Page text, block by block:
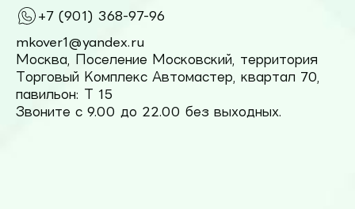
+7 (901) 368-97-96
mkover1@yandex.ru
Москва, Поселение Московский, территория
Торговый Комплекс Автомастер, квартал 70,
павильон: Т 15
Звоните с 9.00 до 22.00 без выходных.